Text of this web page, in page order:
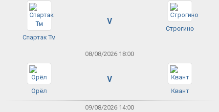
Спартак Тм
V
Строгино
08/08/2026 18:00
Орёл
V
Квант
09/08/2026 14:00